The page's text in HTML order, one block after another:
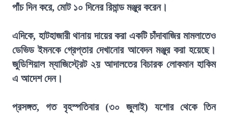
পাঁচ দিন করে, মোট ১০ দিনের রিমান্ড মঞ্জুর করেন।
এদিকে, হাটহাজারী থানায় দায়ের করা একটি চাঁদাবাজির মামলাতেও
ডেভিড ইমনকে গ্রেপ্তার দেখানোর আবেদন মঞ্জুর করা হয়েছে।
জুডিশিয়াল ম্যাজিস্ট্রেট ২য় আদালতের বিচারক লোকমান হাকিম
এ আদেশ দেন।
প্রসঙ্গত, গত বৃহস্পতিবার (৩০ জুলাই) যশোর থেকে তিন